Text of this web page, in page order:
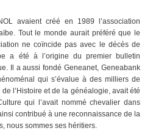
avaient créé en 1989 l’association
Tout le monde aurait préféré que le
ne coïncide pas avec le décès de
a été à l’origine du premier bulletin
Il a aussi fondé Geneanet, Geneabank
qui s’évalue à des milliers de
l’Histoire et de la généalogie, avait été
qui l’avait nommé chevalier dans
contribué à une reconnaissance de la
nous sommes ses héritiers.